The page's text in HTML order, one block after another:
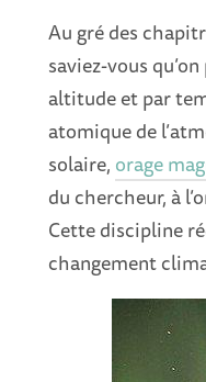
Au gré des
saviez-vous
altitude et par
atomique de
solaire, orage
du chercheur, à
Cette discipline
changement